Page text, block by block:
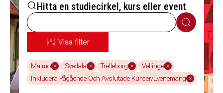
Hitta en studiecirkel, kurs eller event
Sök
Visa filter
Malmö Svedala Trelleborg
Vellinge
Inkludera Pågående Och Avslutade Kurser/Evenemang